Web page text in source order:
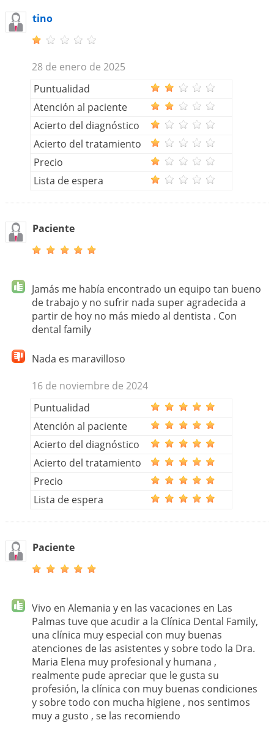
tino
28 de enero de 2025
Puntualidad
Atención al paciente
Acierto del diagnóstico
Acierto del tratamiento
Precio
Lista de espera
Paciente
Jamás me había encontrado un equipo tan bueno
de trabajo y no sufrir nada super agradecida a
partir de hoy no más miedo al dentista . Con
dental family
Nada es maravilloso
16 de noviembre de 2024
Puntualidad
Atención al paciente
Acierto del diagnóstico
Acierto del tratamiento
Precio
Lista de espera
Paciente
Vivo en Alemania y en las vacaciones en Las
Palmas tuve que acudir a la Clínica Dental Family,
una clínica muy especial con muy buenas
atenciones de las asistentes y sobre todo la Dra.
Maria Elena muy profesional y humana ,
realmente pude apreciar que le gusta su
profesión, la clínica con muy buenas condiciones
y sobre todo con mucha higiene , nos sentimos
muy a gusto , se las recomiendo